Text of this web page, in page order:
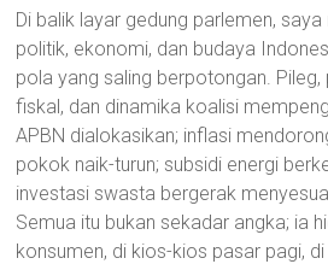
Di balik layar gedung parlemen,
politik, ekonomi, dan budaya
pola yang saling berpotongan. Pileg,
fiskal, dan dinamika koalisi
APBN dialokasikan; inflasi
pokok naik-turun; subsidi energi
investasi swasta bergerak
Semua itu bukan sekadar angka; ia
konsumen, di kios-kios pasar pagi,